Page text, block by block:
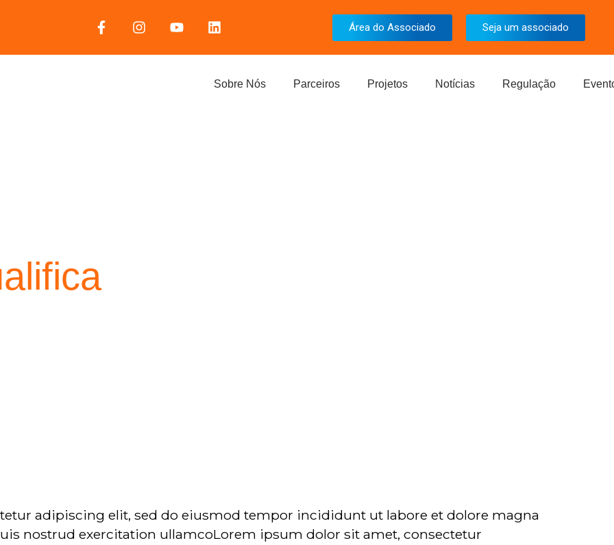
Área do Associado Seja um associado
Sobre Nós Parceiros Projetos Notícias Regulação
adipiscing elit, sed do eiusmod tempor incididunt ut labore et dolore magna
nostrud exercitation ullamcoLorem ipsum dolor sit amet, consectetur